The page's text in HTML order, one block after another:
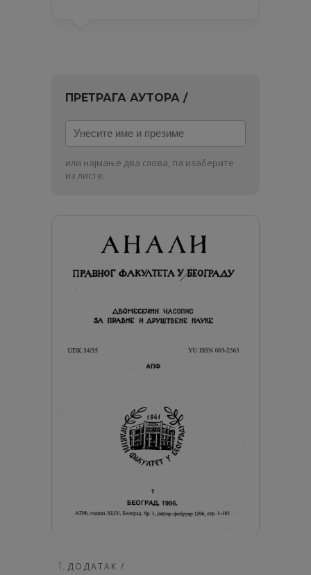
ПРЕТРАГА АУТОРА /
Унесите
име
и
презиме
или најмање два слова, па изаберите
из листе.
ДОДАТАК /